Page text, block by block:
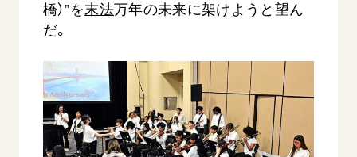
橋）”を末法万年の未来に架けようと望ん
だ。